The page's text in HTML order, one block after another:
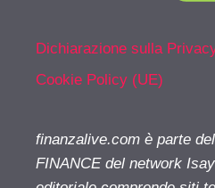
Dichiarazione sulla
Cookie Policy (UE)
finanzalive.com è parte
FINANCE del network